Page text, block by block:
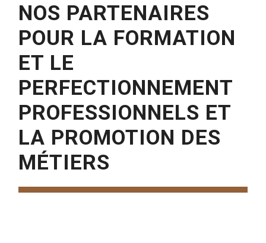
NOS PARTENAIRES
POUR LA FORMATION
ET LE
PERFECTIONNEMENT
PROFESSIONNELS ET
LA PROMOTION DES
MÉTIERS